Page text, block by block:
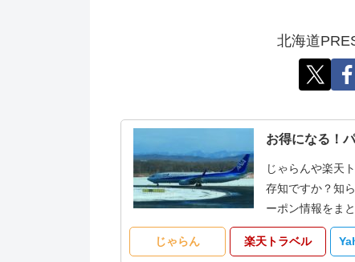
北海道
お得になる！
じゃらんや楽天
存知ですか？知
ーポン情報をま
じゃらん 楽天トラベル